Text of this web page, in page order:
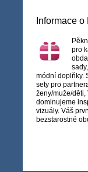
Informace
pro
módní doplňky.
sety pro
ženy/muže/
dominujeme
vizuály. Váš
bezstarostné